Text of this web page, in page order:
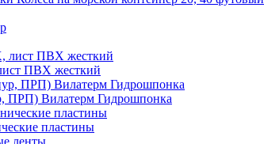
ПВХ жесткий
ПРП) Вилатерм Гидрошпонка
пластины